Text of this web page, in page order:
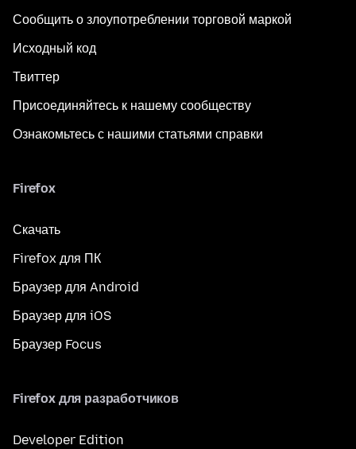
Сообщить о злоупотреблении торговой маркой
Исходный код
Твиттер
Присоединяйтесь к нашему сообществу
Ознакомьтесь с нашими статьями справки
Firefox
Скачать
Firefox для ПК
Браузер для Android
Браузер для iOS
Браузер Focus
Firefox для разработчиков
Developer Edition